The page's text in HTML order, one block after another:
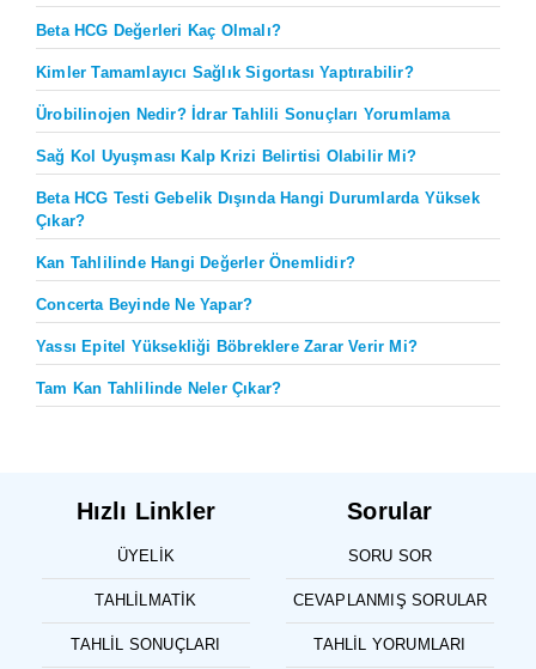
Beta HCG Değerleri Kaç Olmalı?
Kimler Tamamlayıcı Sağlık Sigortası Yaptırabilir?
Ürobilinojen Nedir? İdrar Tahlili Sonuçları Yorumlama
Sağ Kol Uyuşması Kalp Krizi Belirtisi Olabilir Mi?
Beta HCG Testi Gebelik Dışında Hangi Durumlarda Yüksek
Çıkar?
Kan Tahlilinde Hangi Değerler Önemlidir?
Concerta Beyinde Ne Yapar?
Yassı Epitel Yüksekliği Böbreklere Zarar Verir Mi?
Tam Kan Tahlilinde Neler Çıkar?
Hızlı Linkler
ÜYELIK
TAHLILMATIK
TAHLIL SONUÇLARI
Sorular
SORU SOR
CEVAPLANMIŞ SORULAR
TAHLIL YORUMLARI